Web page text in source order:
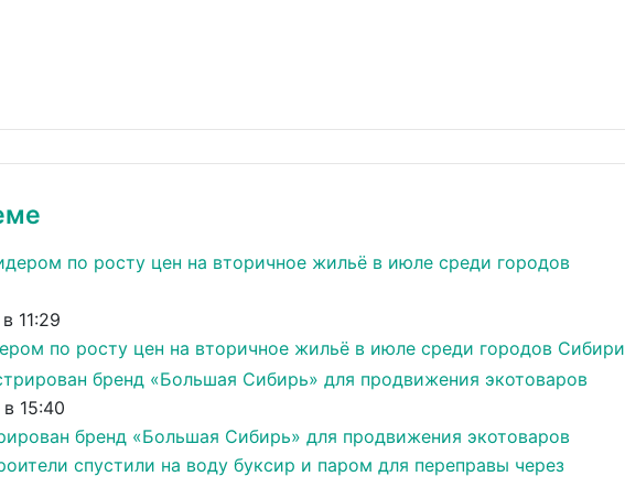
11:29
по росту цен на вторичное жильё в июле среди городов Сибири
15:40
бренд «Большая Сибирь» для продвижения экотоваров